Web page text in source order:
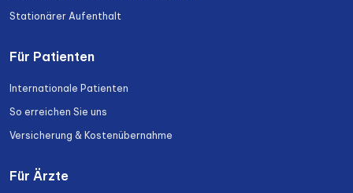
Stationärer Aufenthalt
Für Patienten
Internationale Patienten
So erreichen Sie uns
Versicherung & Kostenübernahme
Für Ärzte